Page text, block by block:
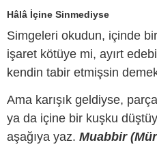
Hâlâ İçine Sinmediyse
Simgeleri okudun, içinde
işaret kötüye mi, ayırt
kendin tabir etmişsin
Ama karışık geldiyse,
ya da içine bir kuşku
aşağıya yaz. Muabbir